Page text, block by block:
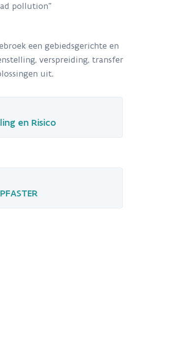
pollution”
een gebiedsgerichte en
verspreiding, transfer
uit.
en Risico